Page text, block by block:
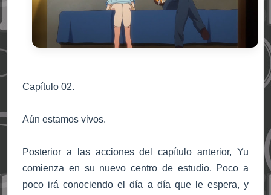
Capítulo 02.
Aún estamos vivos.
Posterior a las acciones del capítulo anterior, Yu
comienza en su nuevo centro de estudio. Poco a
poco irá conociendo el día a día que le espera, y